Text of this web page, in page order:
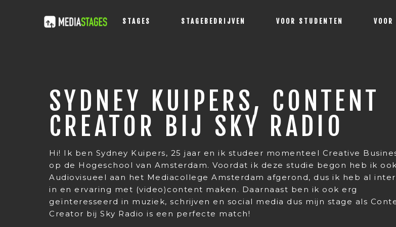
STAGES STAGEBEDRIJVEN VOOR STUDENTEN VOOR
SYDNEY KUIPERS, CONTENT
CREATOR BIJ SKY RADIO
Hi! Ik ben Sydney Kuipers, 25 jaar en ik studeer momenteel Creative
op de Hogeschool van Amsterdam. Voordat ik deze studie begon heb ik ook
Audiovisueel aan het Mediacollege Amsterdam afgerond, dus ik heb al
in en ervaring met (video)content maken. Daarnaast ben ik ook erg
geïnteresseerd in muziek, schrijven en social media dus mijn stage als
Creator bij Sky Radio is een perfecte match!